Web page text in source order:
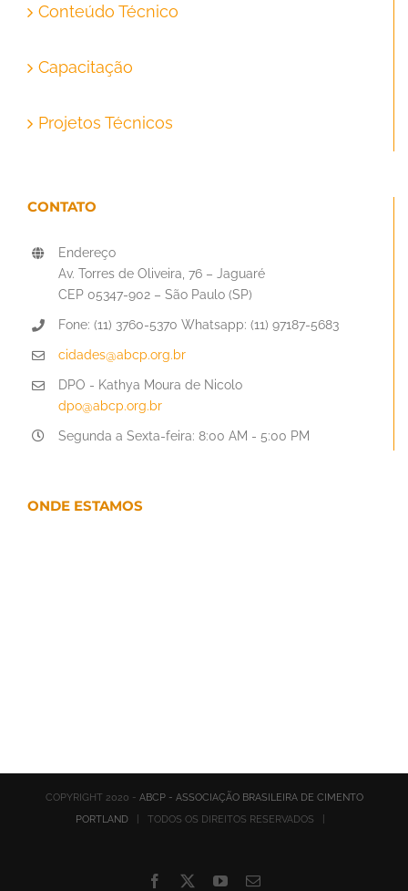
Conteúdo Técnico
Capacitação
Projetos Técnicos
CONTATO
Endereço
Av. Torres de Oliveira, 76 – Jaguaré
CEP 05347-902 – São Paulo (SP)
Fone: (11) 3760-5370 Whatsapp: (11) 97187-5683
cidades@abcp.org.br
DPO - Kathya Moura de Nicolo
dpo@abcp.org.br
Segunda a Sexta-feira: 8:00 AM - 5:00 PM
ONDE ESTAMOS
COPYRIGHT 2020 - ABCP - ASSOCIAÇÃO BRASILEIRA DE CIMENTO
PORTLAND| TODOS OS DIREITOS RESERVADOS |
Facebook YouTube
E-